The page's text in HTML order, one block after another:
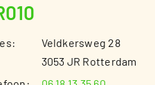
Veldkersweg 28
3053 JR Rotterdam